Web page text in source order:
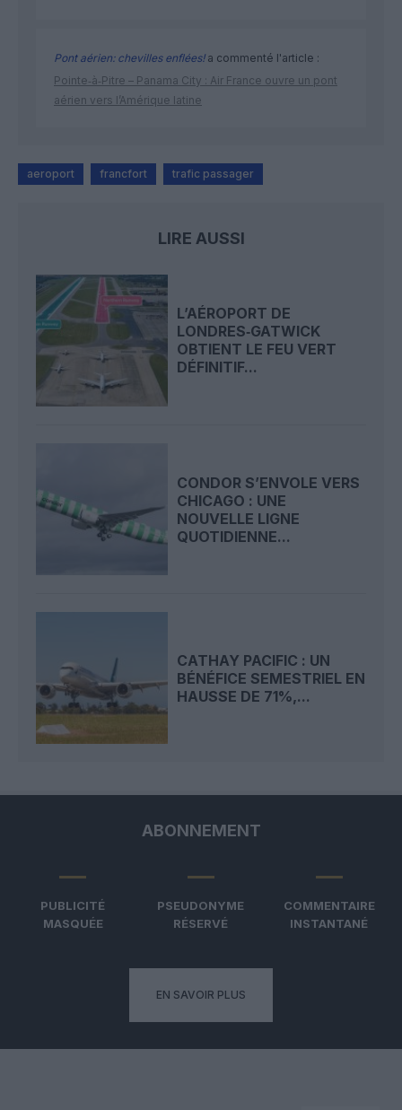
Pont aérien: chevilles enflées!a commenté l'article :
Pointe‑à‑Pitre – Panama City : Air France ouvre un pont
aérien vers l’Amérique latine
aeroport francfort trafic passager
LIRE AUSSI
L’AÉROPORT DE
LONDRES‑GATWICK
OBTIENT LE FEU VERT
DÉFINITIF...
CONDOR S’ENVOLE VERS
CHICAGO : UNE
NOUVELLE LIGNE
QUOTIDIENNE...
CATHAY PACIFIC : UN
BÉNÉFICE SEMESTRIEL EN
HAUSSE DE 71%,...
ABONNEMENT
PUBLICITÉ
MASQUÉE
PSEUDONYME
RÉSERVÉ
COMMENTAIRE
INSTANTANÉ
EN SAVOIR PLUS